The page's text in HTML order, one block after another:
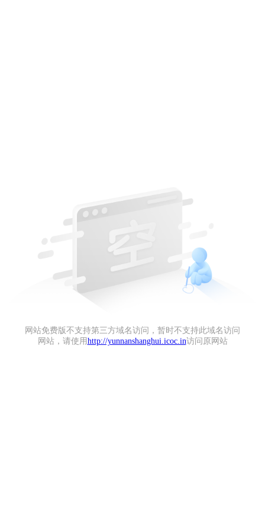
网站免费版不支持第三方域名访问，暂时不支持此域名访问
网站，请使用 http://yunnanshanghui.icoc.in访问原网站